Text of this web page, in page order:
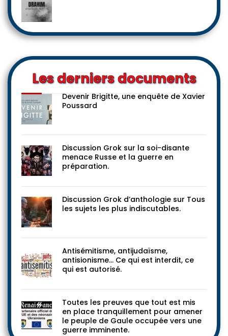
Les derniers documents
Devenir Brigitte, une enquête de Xavier
Poussard
Discussion Grok sur la soi-disante
menace Russe et la guerre en
préparation.
Discussion Grok d’anthologie sur Tous
les sujets les plus indiscutables.
Antisémitisme, antijudaïsme,
antisionisme… Ce qui est interdit, ce
qui est autorisé.
Toutes les preuves que tout est mis
en place tranquillement pour amener
le peuple de Gaule occupée vers une
guerre imminente.